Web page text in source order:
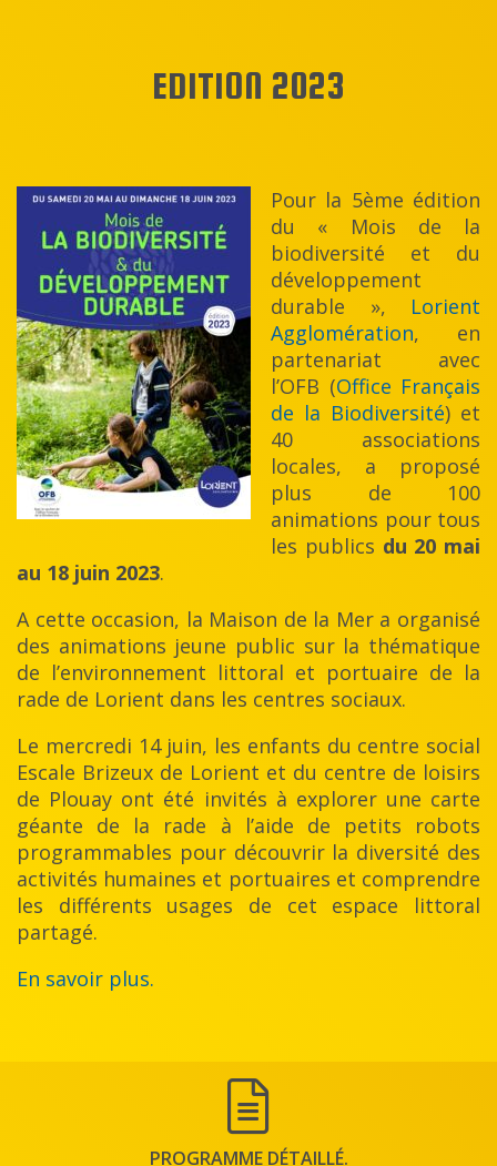
EDITION 2023
Pour la 5ème édition
du « Mois de la
biodiversité et du
développement
durable », Lorient
Agglomération, en
partenariat avec
l’OFB (Office Français
de la Biodiversité) et
40 associations
locales, a proposé
plus de 100
animations pour tous
les publics du 20 mai
au 18 juin 2023.
A cette occasion, la Maison de la Mer a organisé
des animations jeune public sur la thématique
de l’environnement littoral et portuaire de la
rade de Lorient dans les centres sociaux.
Le mercredi 14 juin, les enfants du centre social
Escale Brizeux de Lorient et du centre de loisirs
de Plouay ont été invités à explorer une carte
géante de la rade à l’aide de petits robots
programmables pour découvrir la diversité des
activités humaines et portuaires et comprendre
les différents usages de cet espace littoral
partagé.
En savoir plus.
PROGRAMME DÉTAILLÉ.